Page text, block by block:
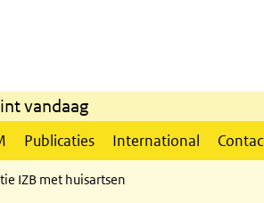
vandaag
Publicaties International
IZB met huisartsen